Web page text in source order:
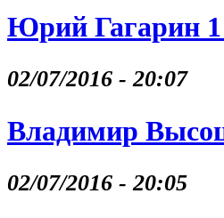
Юрий Гагарин 1
02/07/2016 - 20:07
Владимир
02/07/2016 - 20:05